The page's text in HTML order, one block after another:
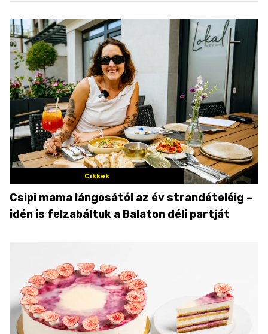
Cikkek
Csipi mama lángosától az év strandételéig –
idén is felzabáltuk a Balaton déli partját